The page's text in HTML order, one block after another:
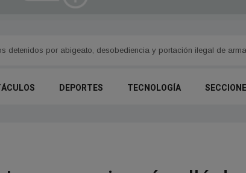
detenidos por abigeato, desobediencia y portación ilegal de arma
DEPORTES TECNOLOGÍA